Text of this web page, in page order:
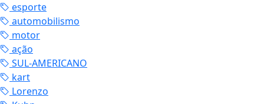
esporte
automobilismo
motor
ação
SUL-AMERICANO
kart
Lorenzo